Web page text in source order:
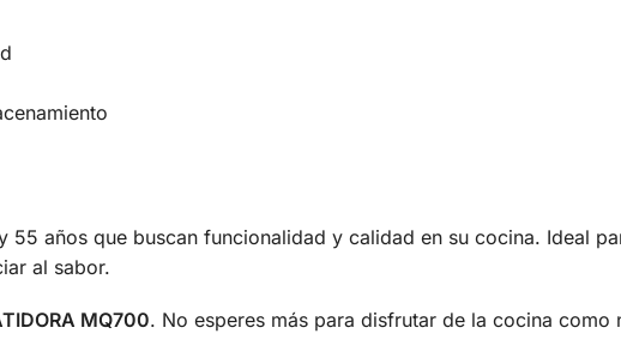
años que buscan funcionalidad y calidad en su cocina. Ideal
al sabor.
MQ700. No esperes más para disfrutar de la cocina como